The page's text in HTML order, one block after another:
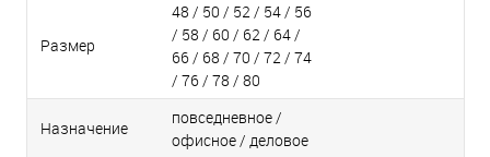
Размер
48 / 50 / 52 / 54 / 56
/ 58 / 60 / 62 / 64 /
66 / 68 / 70 / 72 / 74
/ 76 / 78 / 80
Назначение
повседневное /
офисное / деловое